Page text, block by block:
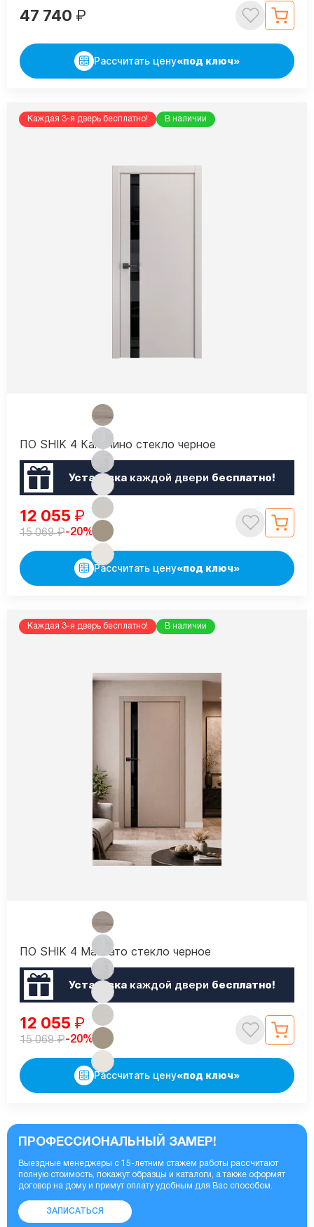
47 740 ₽
Рассчитать цену«под ключ»
Каждая 3-я дверь бесплатно! В наличии
ПО SHIK 4 Капучино стекло черное
Установкакаждой двери бесплатно!
12 055 ₽
15 069₽-20%
Рассчитать цену«под ключ»
Каждая 3-я дверь бесплатно! В наличии
ПО SHIK 4 Макиато стекло черное
Установкакаждой двери бесплатно!
12 055 ₽
15 069₽-20%
Рассчитать цену«под ключ»
ПРОФЕССИОНАЛЬНЫЙ ЗАМЕР!
Выездные менеджеры с 15-летним стажем работы рассчитают
полную стоимость, покажут образцы и каталоги, а также оформят
договор на дому и примут оплату удобным для Вас способом.
ЗАПИСАТЬСЯ